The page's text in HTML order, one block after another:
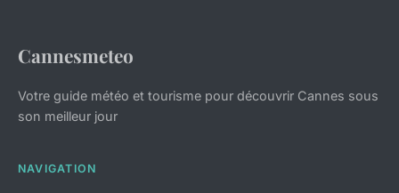
Cannesmeteo
Votre guide météo et tourisme pour découvrir Cannes sous
son meilleur jour
NAVIGATION